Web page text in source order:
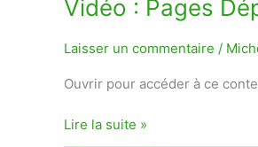
Vidéo : Pages
Laisser un commentaire /
Ouvrir pour accéder à ce
Pages
et
Lire la suite »